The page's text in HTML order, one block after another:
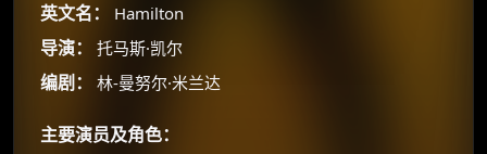
英文名： Hamilton
导演： 托马斯·凯尔
编剧： 林-曼努尔·米兰达
主要演员及角色：